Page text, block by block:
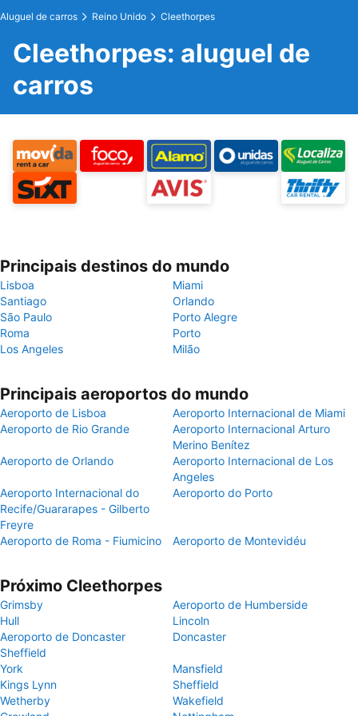
Aluguel de carros Reino Unido Cleethorpes
Cleethorpes: aluguel de
carros
Principais destinos do mundo
Lisboa
Miami
Santiago
Orlando
São Paulo
Porto Alegre
Roma
Porto
Los Angeles
Milão
Principais aeroportos do mundo
Aeroporto de Lisboa
Aeroporto Internacional de Miami
Aeroporto de Rio Grande
Aeroporto Internacional Arturo
Merino Benítez
Aeroporto de Orlando
Aeroporto Internacional de Los
Angeles
Aeroporto Internacional do
Recife/Guararapes - Gilberto
Freyre
Aeroporto do Porto
Aeroporto de Roma - Fiumicino Aeroporto de Montevidéu
Próximo Cleethorpes
Grimsby
Aeroporto de Humberside
Hull
Lincoln
Aeroporto de Doncaster
Sheffield
Doncaster
York
Mansfield
Kings Lynn
Sheffield
Wetherby
Wakefield